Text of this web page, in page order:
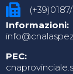
Informazioni:
PEC: